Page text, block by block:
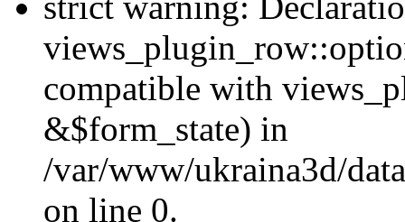
compatible with
&$form_state) in
/var/www/ukraina3d/
on line 0.